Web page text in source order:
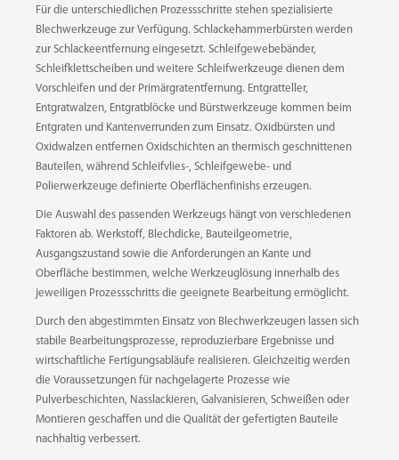
SCHNELLSPANNVERSCHLUSS
Für die unterschiedlichen Prozessschritte stehen spezialisierte
Blechwerkzeuge zur Verfügung. Schlackehammerbürsten werden
zur Schlackeentfernung eingesetzt. Schleifgewebebänder,
Schleifklettscheiben und weitere Schleifwerkzeuge dienen dem
Vorschleifen und der Primärgratentfernung. Entgratteller,
Entgratwalzen, Entgratblöcke und Bürstwerkzeuge kommen beim
Entgraten und Kantenverrunden zum Einsatz. Oxidbürsten und
Oxidwalzen entfernen Oxidschichten an thermisch geschnittenen
Bauteilen, während Schleifvlies-, Schleifgewebe- und
Polierwerkzeuge definierte Oberflächenfinishs erzeugen.
Die Auswahl des passenden Werkzeugs hängt von verschiedenen
Faktoren ab. Werkstoff, Blechdicke, Bauteilgeometrie,
Ausgangszustand sowie die Anforderungen an Kante und
Oberfläche bestimmen, welche Werkzeuglösung innerhalb des
jeweiligen Prozessschritts die geeignete Bearbeitung ermöglicht.
Durch den abgestimmten Einsatz von Blechwerkzeugen lassen sich
stabile Bearbeitungsprozesse, reproduzierbare Ergebnisse und
wirtschaftliche Fertigungsabläufe realisieren. Gleichzeitig werden
die Voraussetzungen für nachgelagerte Prozesse wie
Pulverbeschichten, Nasslackieren, Galvanisieren, Schweißen oder
Montieren geschaffen und die Qualität der gefertigten Bauteile
nachhaltig verbessert.